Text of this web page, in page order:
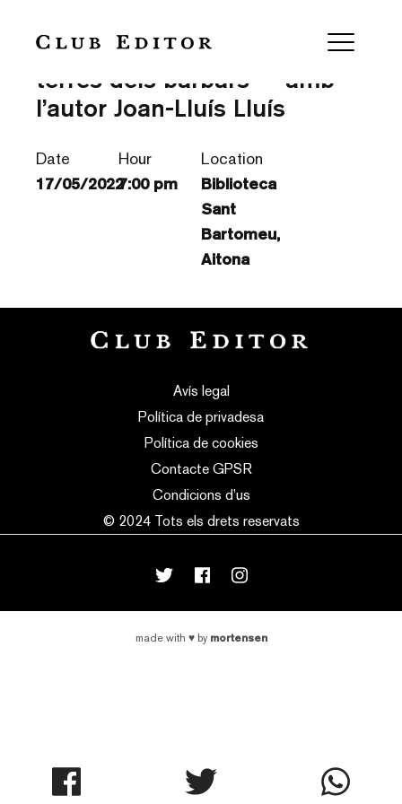
Presentació “Junil a les
terres dels bàrbars” – amb
l’autor Joan-Lluís Lluís
Date
17/05/2022
Hour
7:00 pm
Location
Biblioteca
Sant
Bartomeu,
Aitona
Avís legal
Política de privadesa
Política de cookies
Contacte GPSR
Condicions d’us
© 2024 Tots els drets reservats
made with ♥by mortensen